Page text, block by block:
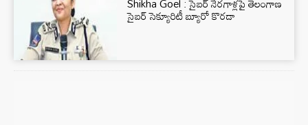
సైబర్ సెక్యూరిటీ బ్యూరో కొరడా